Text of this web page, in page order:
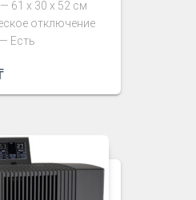
61 х 30 х 52 см
отключение
— Есть